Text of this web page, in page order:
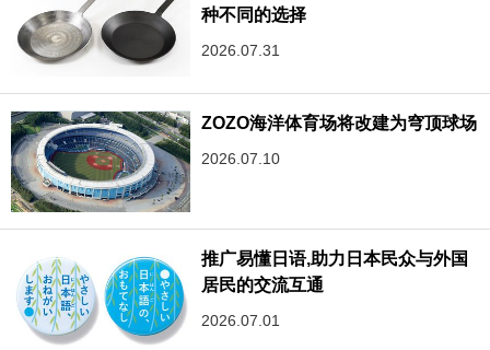
种不同的选择
2026.07.31
ZOZO海洋体育场将改建为穹顶球场
2026.07.10
推广易懂日语,助力日本民众与外国
居民的交流互通
2026.07.01